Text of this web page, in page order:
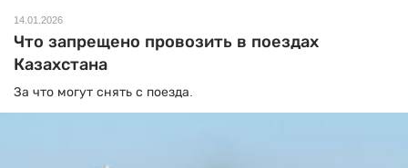
14.01.2026
Что запрещено провозить в поездах
Казахстана
За что могут снять с поезда.